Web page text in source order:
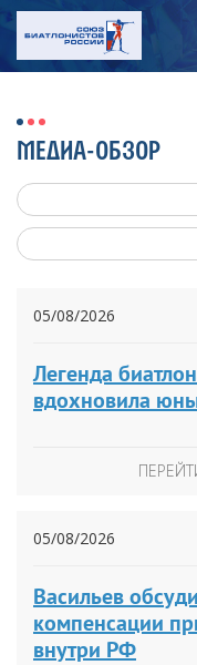
МЕДИА-ОБЗОР
05/08/2026
Легенда
вдохновила
05/08/2026
Васильев
компенсации
внутри РФ